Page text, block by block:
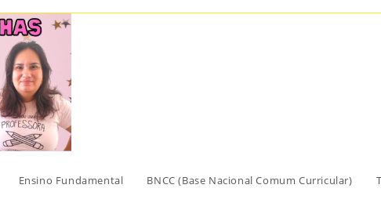
Ensino Fundamental BNCC (Base Nacional Comum Curricular)